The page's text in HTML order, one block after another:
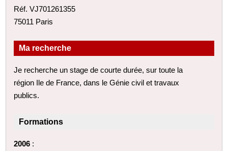
Réf. VJ701261355
75011 Paris
Ma recherche
Je recherche un stage de courte durée, sur toute la
région Ile de France, dans le Génie civil et travaux
publics.
Formations
2006 :